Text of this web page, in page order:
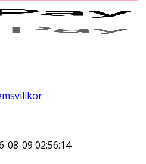
08-09 02:56:14